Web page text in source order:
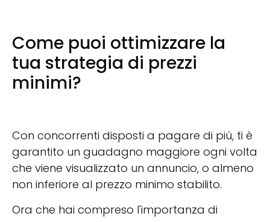
Come puoi ottimizzare la
tua strategia di prezzi
minimi?
Con concorrenti disposti a pagare di più, ti è
garantito un guadagno maggiore ogni volta
che viene visualizzato un annuncio, o almeno
non inferiore al prezzo minimo stabilito.
Ora che hai compreso l'importanza di